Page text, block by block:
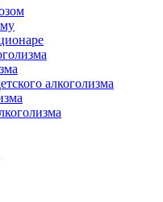
алкоголизма